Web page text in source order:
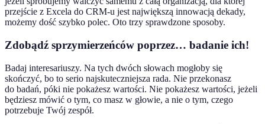
przejście z Excela do CRM-u jest największą innowacją dekady,
możemy dość szybko polec. Oto trzy sprawdzone sposoby.
Zdobądź sprzymierzeńców poprzez… badanie ich!
Badaj interesariuszy. Na tych dwóch słowach mogłoby się
skończyć, bo to serio najskuteczniejsza rada. Nie przekonasz
do badań, póki nie pokażesz wartości. Nie pokażesz wartości, jeżeli
będziesz mówić o tym, co masz w głowie, a nie o tym, czego
potrzebuje Twój zespół.